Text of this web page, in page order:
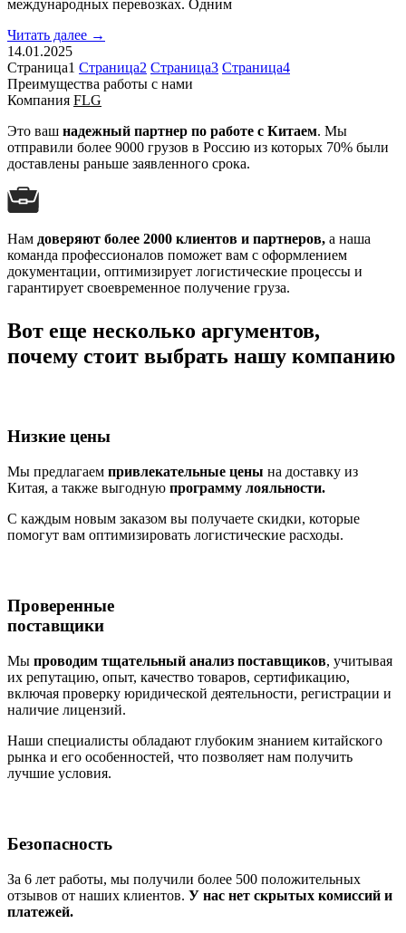
международных перевозках. Одним
Читать далее →
14.01.2025
Страница1 Страница2 Страница3 Страница4
Преимущества работы с нами
Компания FLG
Это ваш надежный партнер по работе с Китаем. Мы
отправили более 9000 грузов в Россию из которых 70% были
доставлены раньше заявленного срока.
Нам доверяют более 2000 клиентов и партнеров, а наша
команда профессионалов поможет вам с оформлением
документации, оптимизирует логистические процессы и
гарантирует своевременное получение груза.
Вот еще несколько аргументов,
почему стоит выбрать нашу компанию
Низкие цены
Мы предлагаем привлекательные цены на доставку из
Китая, а также выгодную программу лояльности.
С каждым новым заказом вы получаете скидки, которые
помогут вам оптимизировать логистические расходы.
Проверенные
поставщики
Мы проводим тщательный анализ поставщиков, учитывая
их репутацию, опыт, качество товаров, сертификацию,
включая проверку юридической деятельности, регистрации и
наличие лицензий.
Наши специалисты обладают глубоким знанием китайского
рынка и его особенностей, что позволяет нам получить
лучшие условия.
Безопасность
За 6 лет работы, мы получили более 500 положительных
отзывов от наших клиентов. У нас нет скрытых комиссий и
платежей.